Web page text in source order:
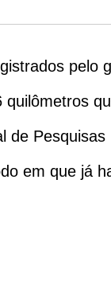
pelo
de
em que já